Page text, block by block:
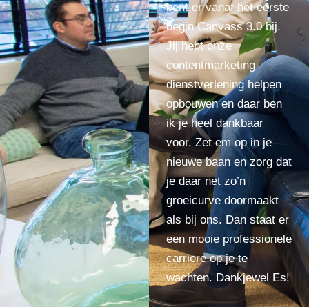
bent er vanaf het eerste
begin Canvass 3.0 bij.
Jij hebt onze
contentmarketing
dienstverlening helpen
opbouwen en daar ben
ik je heel dankbaar
voor. Zet em op in je
nieuwe baan en zorg dat
je daar net zo’n
groeicurve doormaakt
als bij ons. Dan staat er
een mooie professionele
carriere op je te
wachten. Dankjewel Es!